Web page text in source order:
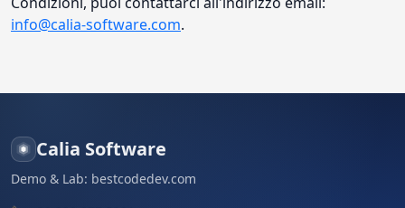
info@calia-software.com.
Calia Software
Demo & Lab: bestcodedev.com